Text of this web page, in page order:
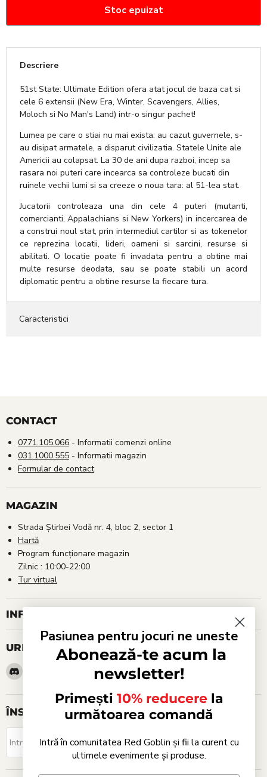
Stoc epuizat
Descriere
51st State: Ultimate Edition ofera atat jocul de baza cat si
cele 6 extensii (New Era, Winter, Scavengers, Allies,
Moloch si No Man's Land) intr-o singur pachet!
Lumea pe care o stiai nu mai exista: au cazut guvernele, s-
au disipat armatele, a disparut civilizatia. Statele Unite ale
Americii au colapsat. La 30 de ani dupa razboi, incep sa
rasara noi puteri care incearca sa controleze bucati din
ruinele vechii lumi si sa creeze o noua tara: al 51-lea stat.
Jucatorii controleaza una din cele 4 puteri (mutanti,
comercianti, Appalachians si New Yorkers) in incercarea de
a construi noul stat, prin intermediul cartilor si as tokenelor
ce reprezina locatii, lideri, oameni si sarcini, resurse si
abilitati. O locatie poate fi invadata pentru a obtine mai
multe resurse deodata, sau se poate stabili un acord
diplomatic pentru a obtine resurse la fiecare tura.
Caracteristici
CONTACT
0771.105.066 - Informatii comenzi online
031.1000.555 - Informatii magazin
Formular de contact
MAGAZIN
Strada Știrbei Vodă nr. 4, bloc 2, sector 1
Hartă
Program funcționare magazin
Zilnic : 10:00-22:00
Tur virtual
INFORMAȚII UTILE
URMARESTE-NE
Gasiti-
pe
Discord
Goblinpe
Facebook
Gasiti-
ne
pe
Instagram
Gasiti-
ne
pe
Gasiti-
ne
pe
ÎNSCRIE-TE LA NEWSLETTER
Introdu adresa de email Aboneaza-te!
Pasiunea pentru jocuri ne uneste
Abonează-te acum la
newsletter!
Primești 10% reducerela
următoarea comandă
Intră în comunitatea Red Goblin și fii la curent cu
ultimele evenimente și produse.